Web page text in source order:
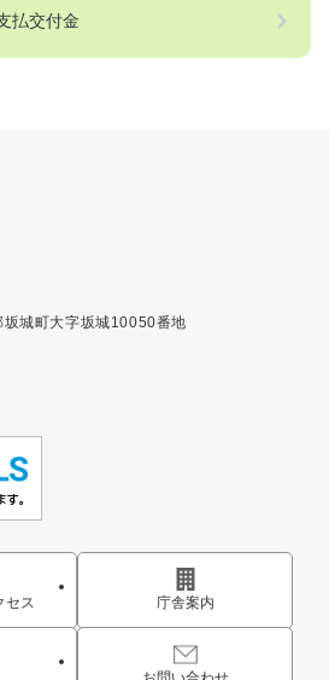
払交付金
城町大字坂城10050番地
セス 庁舎案内